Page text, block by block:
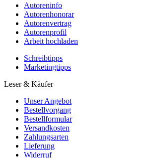
Autoreninfo
Autorenhonorar
Autorenvertrag
Autorenprofil
Arbeit hochladen
Schreibtipps
Marketingtipps
Leser & Käufer
Unser Angebot
Bestellvorgang
Bestellformular
Versandkosten
Zahlungsarten
Lieferung
Widerruf